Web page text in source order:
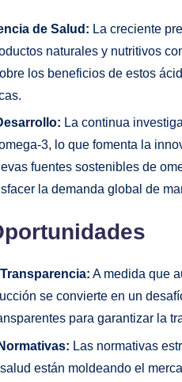
de Salud: La creciente
naturales y nutritivos
los beneficios de estos
La continua
3, lo que fomenta la
fuentes sostenibles de
la demanda global de
A medida que
se convierte en un
para garantizar la
Las normativas
están moldeando el